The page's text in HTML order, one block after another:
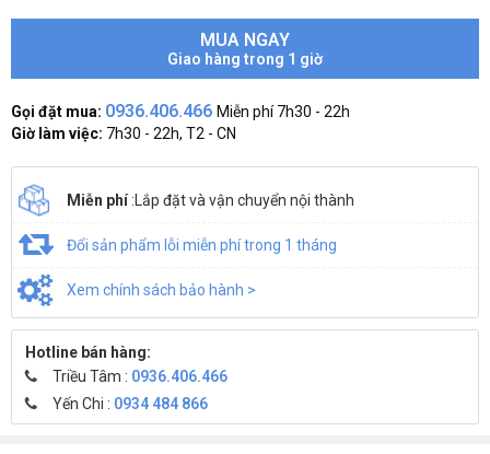
MUA NGAY
Giao hàng trong 1 giờ
Gọi đặt mua: 0936.406.466 Miễn phí 7h30 - 22h
Giờ làm việc: 7h30 - 22h, T2 - CN
Miễn phí:Lắp đặt và vận chuyển nội thành
Đổi sản phẩm lỗi miễn phí trong 1 tháng
Xem chính sách bảo hành >
Hotline bán hàng:
Triều Tâm : 0936.406.466
Yến Chi : 0934 484 866